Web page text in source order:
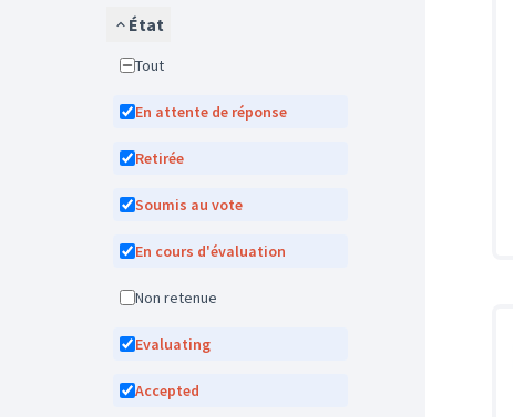
État
Tout
En attente de réponse
Retirée
Soumis au vote
En cours d'évaluation
Non retenue
Evaluating
Accepted